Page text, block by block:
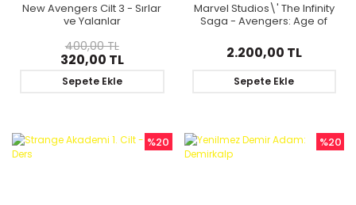
New Avengers Cilt 3 - Sırlar
ve Yalanlar
320,00 TL
400,00 TL
Sepete Ekle
Marvel Studios\' The Infinity
Saga - Avengers: Age of
2.200,00 TL
Sepete Ekle
%20 %20